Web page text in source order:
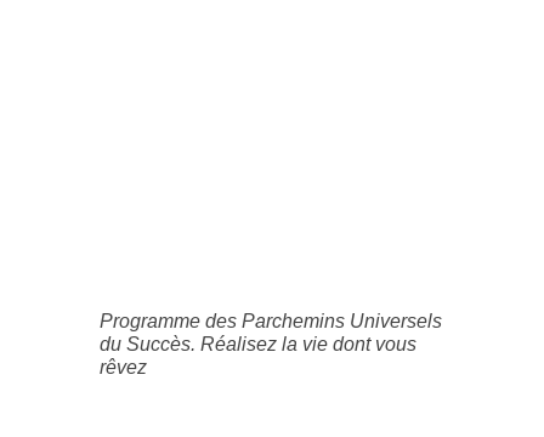
Programme des Parchemins Universels
du Succès. Réalisez la vie dont vous
rêvez